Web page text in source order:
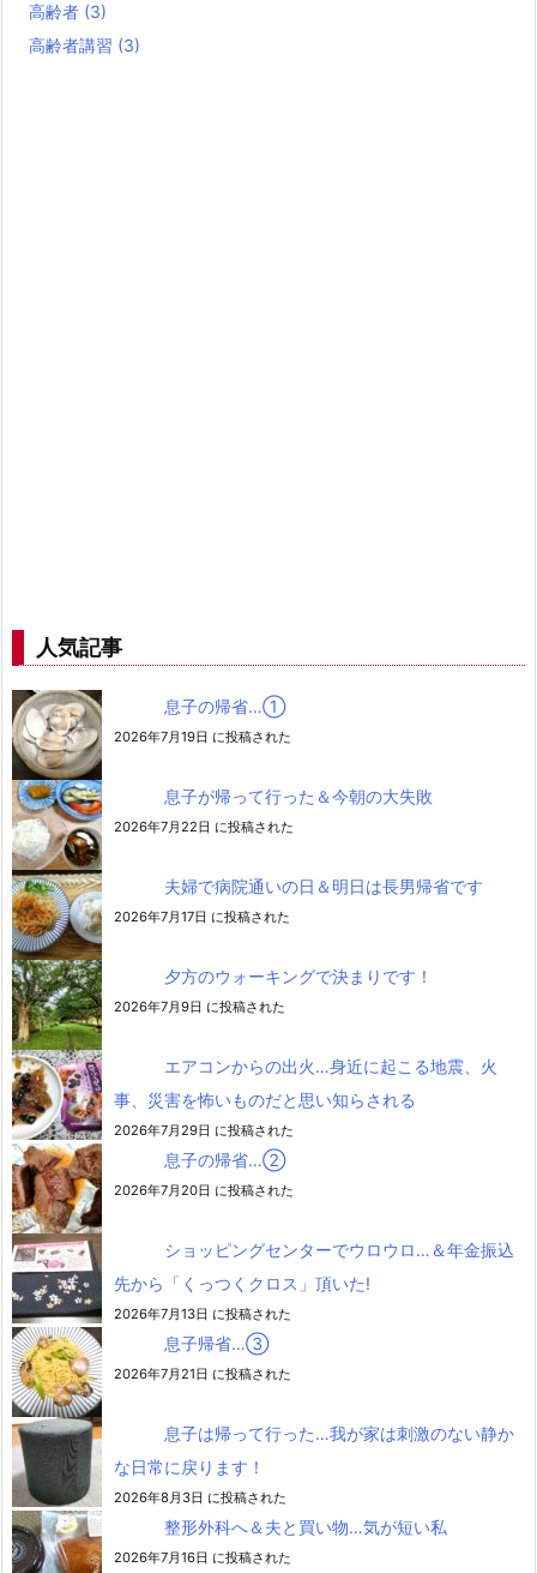
高齢者 (3)
高齢者講習 (3)
人気記事
息子の帰省…➀
2026年7月19日 に投稿された
息子が帰って行った＆今朝の大失敗
2026年7月22日 に投稿された
夫婦で病院通いの日＆明日は長男帰省です
2026年7月17日 に投稿された
夕方のウォーキングで決まりです！
2026年7月9日 に投稿された
エアコンからの出火…身近に起こる地震、火
事、災害を怖いものだと思い知らされる
2026年7月29日 に投稿された
息子の帰省…②
2026年7月20日 に投稿された
ショッピングセンターでウロウロ…＆年金振込
先から「くっつくクロス」頂いた!
2026年7月13日 に投稿された
息子帰省…③
2026年7月21日 に投稿された
息子は帰って行った…我が家は刺激のない静か
な日常に戻ります！
2026年8月3日 に投稿された
整形外科へ＆夫と買い物…気が短い私
2026年7月16日 に投稿された